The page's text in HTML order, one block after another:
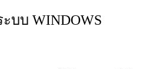
บบ WINDOWS